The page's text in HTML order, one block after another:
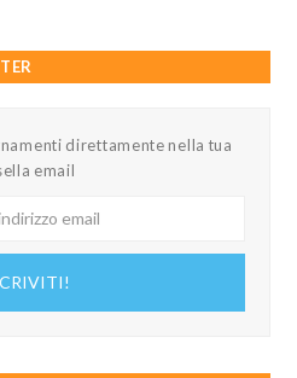
direttamente nella tua
email